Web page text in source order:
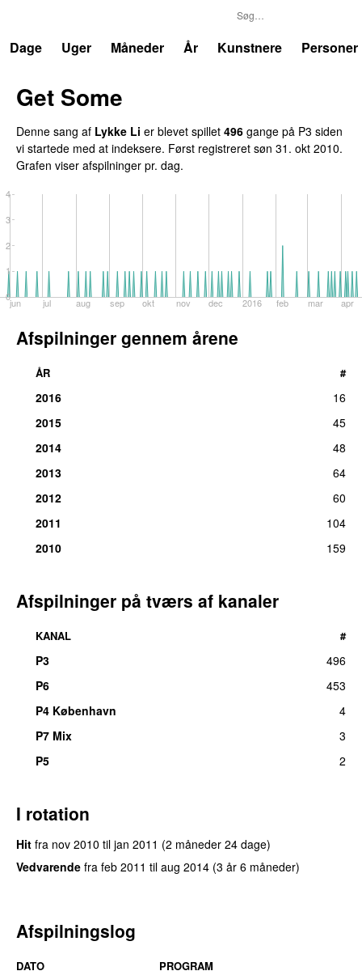
Dage
Uger Måneder År Kunstnere Personer
Get Some
Denne sang af Lykke Li er blevet spillet 496 gange på P3 siden
vi startede med at indeksere. Først registreret søn 31. okt 2010.
Grafen viser afspilninger pr. dag.
jun jul aug sep okt nov dec 2016 feb mar apr
0
1
2
3
4
Afspilninger gennem årene
ÅR #
2016
16
2015
45
2014
48
2013
64
2012
60
2011
104
2010
159
Afspilninger på tværs af kanaler
KANAL #
P3
496
P6
453
P4 København
4
P7 Mix
3
P5
2
I rotation
Hit fra nov 2010 til jan 2011 (2 måneder 24 dage)
Vedvarende fra feb 2011 til aug 2014 (3 år 6 måneder)
Afspilningslog
DATO PROGRAM